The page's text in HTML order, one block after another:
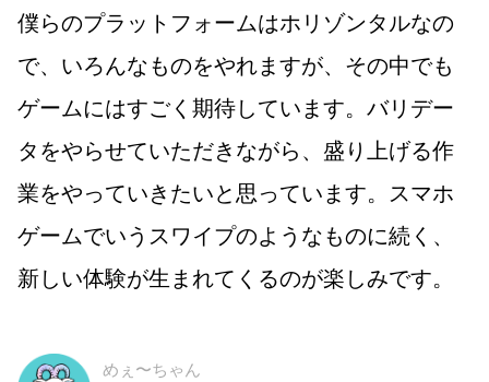
僕らのプラットフォームはホリゾンタルなの
で、いろんなものをやれますが、その中でも
ゲームにはすごく期待しています。バリデー
タをやらせていただきながら、盛り上げる作
業をやっていきたいと思っています。スマホ
ゲームでいうスワイプのようなものに続く、
新しい体験が生まれてくるのが楽しみです。
めぇ〜ちゃん